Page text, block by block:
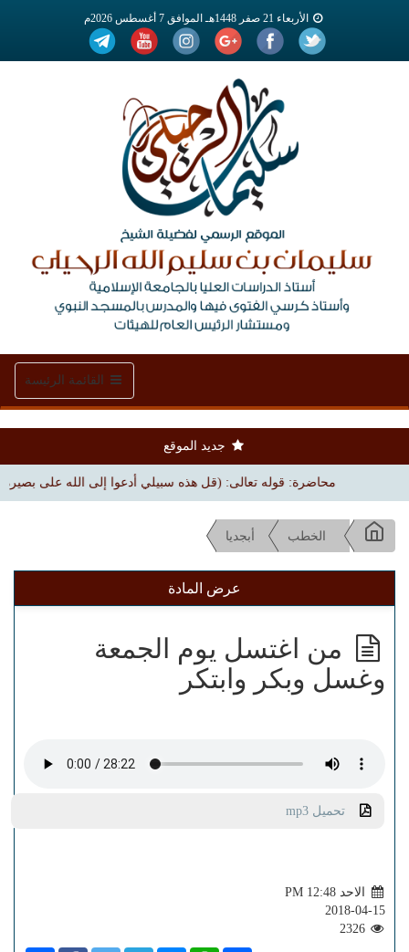
الأربعاء 21 صفر 1448هـ الموافق 7 أغسطس 2026م
Toggle
navigation
القائمة الرئيسة
جديد الموقع
محاضرة: قوله تعالى: (قل هذه سبيلي أدعوا إلى الله على بصيرة) | بجامع
الخطب أبجديا
عرض المادة
من اغتسل يوم الجمعة
وغسل وبكر وابتكر
تحميل mp3
الاحد PM 12:48
2018-04-15